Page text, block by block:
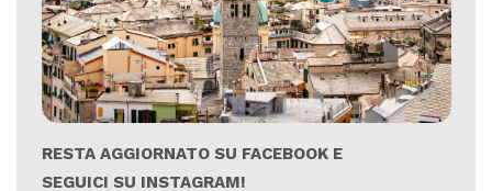
RESTA AGGIORNATO SU FACEBOOK E
SEGUICI SU INSTAGRAM!